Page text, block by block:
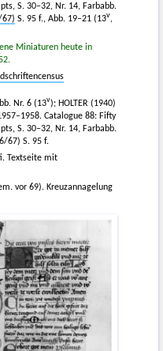
S. 30–32, Nr. 14, Farbabb.
S. 95 f., Abb. 19–21 (13v,
Miniaturen heute in
Nr. 6 (13v); HOLTER (1940)
Catalogue 88: Fifty
S. 30–32, Nr. 14, Farbabb.
67) S. 95 f.
Textseite mit
vor 69). Kreuzannagelung